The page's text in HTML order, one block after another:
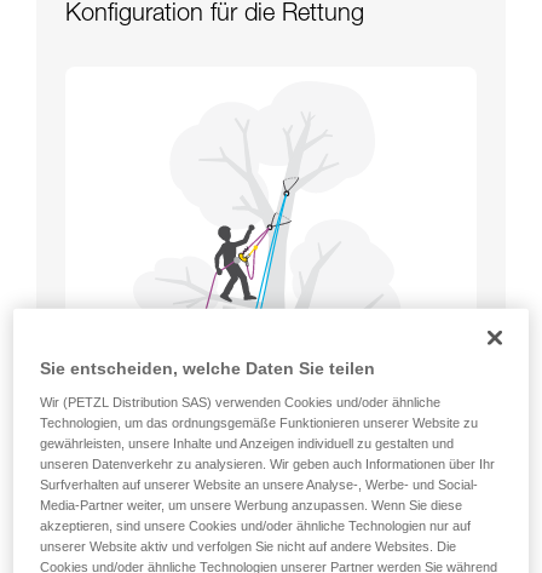
Konfiguration für die Rettung
Sie entscheiden, welche Daten Sie teilen
Wir (PETZL Distribution SAS) verwenden Cookies und/oder ähnliche
Technologien, um das ordnungsgemäße Funktionieren unserer Website zu
gewährleisten, unsere Inhalte und Anzeigen individuell zu gestalten und
unseren Datenverkehr zu analysieren. Wir geben auch Informationen über Ihr
Surfverhalten auf unserer Website an unsere Analyse-, Werbe- und Social-
Media-Partner weiter, um unsere Werbung anzupassen. Wenn Sie diese
akzeptieren, sind unsere Cookies und/oder ähnliche Technologien nur auf
unserer Website aktiv und verfolgen Sie nicht auf andere Websites. Die
Cookies und/oder ähnliche Technologien unserer Partner werden Sie während